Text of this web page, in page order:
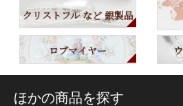
クリストフル など 銀製品
ロブマイヤー
ほかの商品を探す